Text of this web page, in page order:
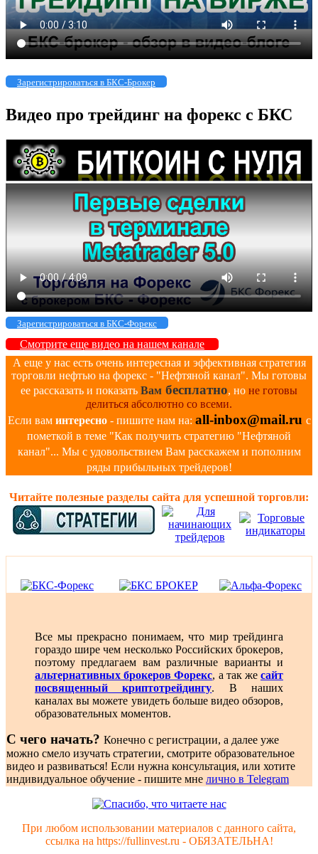
Зарегистрироваться в БКС-Брокер
Видео про трейдинг на форекс с БКС
Зарегистрироваться в БКС-Форекс
Смотрите еще видео на нашем канале
А еще у нас есть очень интересная и эффективная стратегия
торговли нефтью на форекс - "Нефтяной канал". Мы готовы
ее рассказать и показать Вам бесплатно, но не готовы
делиться абсолютно со всеми.
Если вам интересно- пишите нам на: all-inbox@mail.ru с
пометкой в теме "Как получить стратегию "Нефтяной
канал"... Мы с удовольствием Вам расскажем и пополним
ряды прибыльных трейдеров!
Читайте полезные разделы сайта для успешной торговли:
Все мы прекрасно понимаем, что мир трейдинга
гораздо шире чем несколько Российских брокеров,
поэтому предлагаем вам различные варианты и
альтернативных брокеров Форекс, а так жесайт
посвященный криптотрейдингу. В наших
каналах вы можете увидеть больше видео обзоров,
образовательных моментов.
С чего начать? Конечно с регистрации, а далее уже
можно смело изучать стратегии, смотрите образовательное
видео и развиваться! Если нужна консультация, или хотите
индивидуальное обучение - пишите мне лично в Telegram
При любом использовании материалов с данного сайта,
ссылка на https://fullinvest.ru - ОБЯЗАТЕЛЬНА!